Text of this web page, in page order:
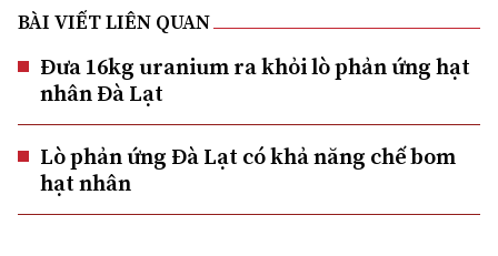
BÀI VIẾT LIÊN QUAN
Đưa 16kg uranium ra khỏi lò phản ứng hạt
nhân Đà Lạt
Lò phản ứng Đà Lạt có khả năng chế bom
hạt nhân